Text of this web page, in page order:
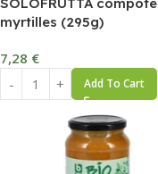
myrtilles (295g)
7,28 €
Add To Cart